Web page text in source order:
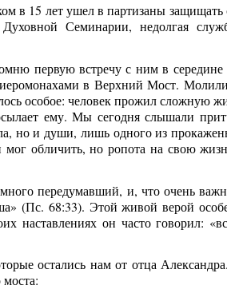
в 15 лет ушел в партизаны защищать
Семинарии, недолгая
первую встречу с ним в середине
в Верхний Мост.
особое: человек прожил сложную
ему. Мы сегодня слышали
но и души, лишь одного из
обличить, но ропота на свою
передумавший, и, что очень
(Пс. 68:33). Этой живой верой
наставлениях он часто говорил:
остались нам от отца